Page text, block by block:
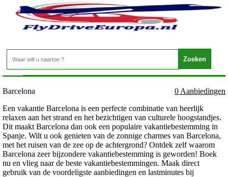
Spanje - Barcelona - Barcelona
Home>
Barcelona
0 Aanbiedingen
Een vakantie Barcelona is een perfecte combinatie van heerlijk
relaxen aan het strand en het bezichtigen van culturele hoogstandjes.
Dit maakt Barcelona dan ook een populaire vakantiebestemming in
Spanje. Wilt u ook genieten van de zonnige charmes van Barcelona,
met het ruisen van de zee op de achtergrond? Ontdek zelf waarom
Barcelona zeer bijzondere vakantiebestemming is geworden! Boek
nu en vlieg naar de beste vakantiebestemmingen. Maak direct
gebruik van de voordeligste aanbiedingen en lastminutes bij